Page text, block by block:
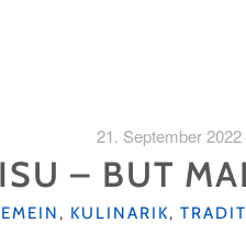
21. September 2022
– BUT
, KULINARIK,